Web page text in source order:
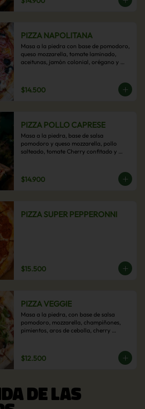
PIZZA NAPOLITANA
Masa a la piedra con base de pomodoro,
queso mozzarella, tomate laminado,
aceitunas, jamón colonial, orégano y
$14.500
PIZZA POLLO CAPRESE
Masa a la piedra, base de salsa
pomodoro y queso mozzarella, pollo
salteado, tomate Cherry confitado y
$14.900
PIZZA SUPER PEPPERONNI
$15.500
PIZZA VEGGIE
Masa a la piedra, con base de salsa
pomodoro, mozzarella, champiñones,
pimientos, aros de cebolla, cherry
$12.500
DE LAS